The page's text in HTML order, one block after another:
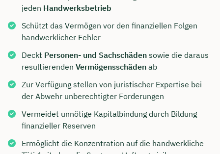
jeden Handwerksbetrieb
Schützt das Vermögen vor den finanziellen Folgen
handwerklicher Fehler
Deckt Personen- und Sachschäden sowie die daraus
resultierenden Vermögensschäden ab
Zur Verfügung stellen von juristischer Expertise bei
der Abwehr unberechtigter Forderungen
Vermeidet unnötige Kapitalbindung durch Bildung
finanzieller Reserven
Ermöglicht die Konzentration auf die handwerkliche